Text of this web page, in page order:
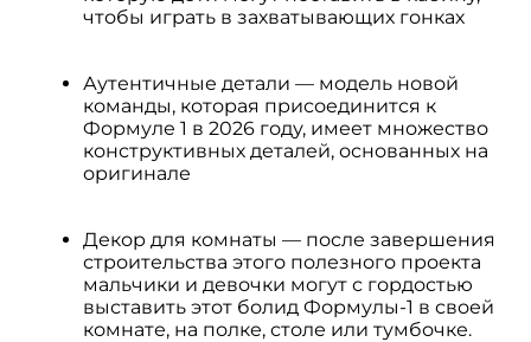
чтобы играть в захватывающих гонках
Аутентичные детали — модель новой
команды, которая присоединится к
Формуле 1 в 2026 году, имеет множество
конструктивных деталей, основанных на
оригинале
Декор для комнаты — после завершения
строительства этого полезного проекта
мальчики и девочки могут с гордостью
выставить этот болид Формулы-1 в своей
комнате, на полке, столе или тумбочке.